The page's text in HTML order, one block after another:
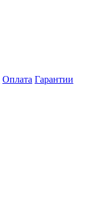
Оплата Гарантии